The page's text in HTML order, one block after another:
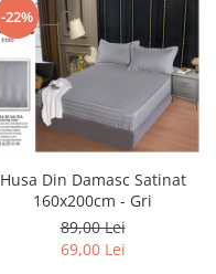
-22%
Husa Din Damasc Satinat
160x200cm - Gri
89,00 Lei
69,00 Lei